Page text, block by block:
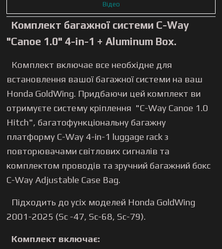
Відео
Комплект багажної системи C-Way
"Canoe 1.0" 4-in-1 + Aluminum Box.
Комплект включае все необхідне для
встановлення вашої багажної системи на ваш
Honda GoldWing. Придбаючи цей комплект ви
отримуєте систему кріплення "C-Way Canoe 1.0
Hitch", багатофункціональну багажну
платформу C-Way 4-in-1 luggage rack з
повторювачами світлових сигналів та
комплектом проводів та зручний багажний бокс
C-Way Adjustable Case Bag.
Підходить до усіх моделей Honda GoldWing
2001-2025 (Sc -47, Sc-68, Sc-79).
Комплект включає: